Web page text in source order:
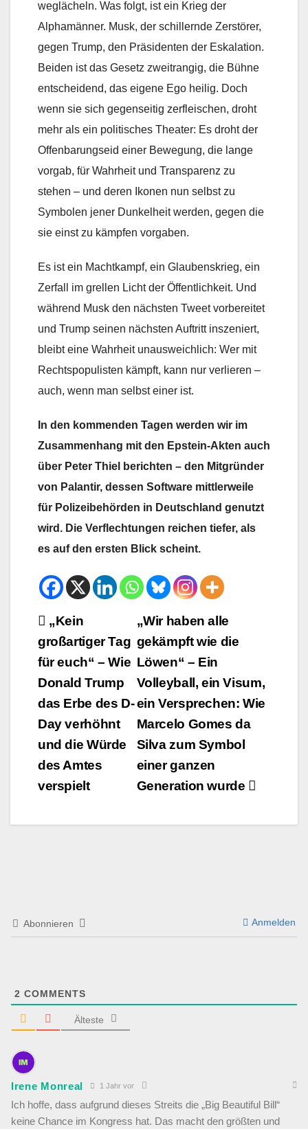
weglächeln. Was folgt, ist ein Krieg der
Alphamänner. Musk, der schillernde Zerstörer,
gegen Trump, den Präsidenten der Eskalation.
Beiden ist das Gesetz zweitrangig, die Bühne
entscheidend, das eigene Ego heilig. Doch
wenn sie sich gegenseitig zerfleischen, droht
mehr als ein politisches Theater: Es droht der
Offenbarungseid einer Bewegung, die lange
vorgab, für Wahrheit und Transparenz zu
stehen – und deren Ikonen nun selbst zu
Symbolen jener Dunkelheit werden, gegen die
sie einst zu kämpfen vorgaben.
Es ist ein Machtkampf, ein Glaubenskrieg, ein
Zerfall im grellen Licht der Öffentlichkeit. Und
während Musk den nächsten Tweet vorbereitet
und Trump seinen nächsten Auftritt inszeniert,
bleibt eine Wahrheit unausweichlich: Wer mit
Rechtspopulisten kämpft, kann nur verlieren –
auch, wenn man selbst einer ist.
In den kommenden Tagen werden wir im
Zusammenhang mit den Epstein-Akten auch
über Peter Thiel berichten – den Mitgründer
von Palantir, dessen Software mittlerweile
für Polizeibehörden in Deutschland genutzt
wird. Die Verflechtungen reichen tiefer, als
es auf den ersten Blick scheint.
Beitrags-
Navigation
„Wir haben alle
gekämpft wie die
Löwen“ – Ein
Volleyball, ein Visum,
ein Versprechen: Wie
Marcelo Gomes da
Silva zum Symbol
einer ganzen
Generation wurde
„Kein
großartiger Tag
für euch“ – Wie
Donald Trump
das Erbe des D-
Day verhöhnt
und die Würde
des Amtes
verspielt
Abonnieren Anmelden
2 COMMENTS
Älteste
Irene Monreal 1 Jahr vor
Ich hoffe, dass aufgrund dieses Streits die „Big Beautiful Bill“
keine Chance im Kongress hat. Das macht den größten und